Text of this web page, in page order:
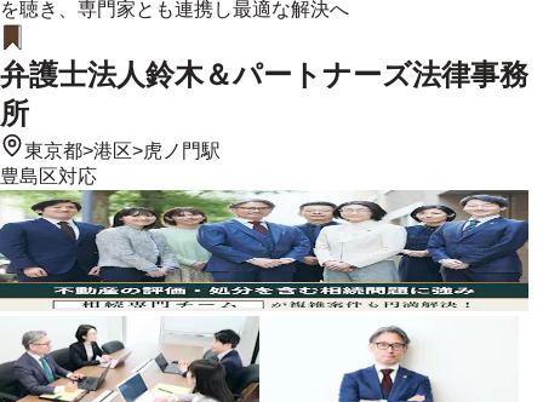
を聴き、専門家とも連携し最適な解決へ
弁護士法人鈴木＆パートナーズ法律事務
所
東京都>港区>虎ノ門駅
豊島区対応